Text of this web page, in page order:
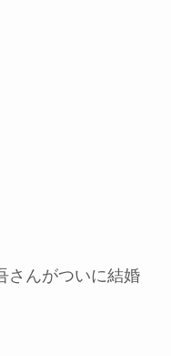
さんがついに結婚